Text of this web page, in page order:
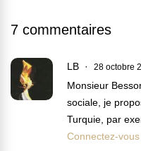
7 commentaires
LB 28 octobre
Monsieur
sociale, je
Turquie, par
Connectez-